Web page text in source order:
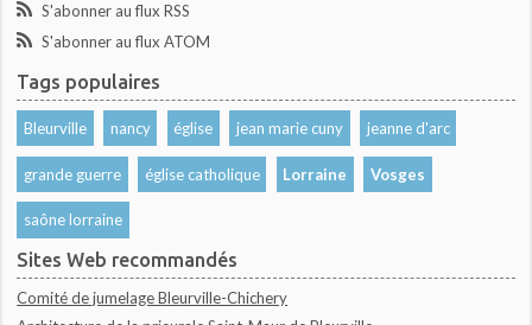
S'abonner au flux RSS
S'abonner au flux ATOM
Tags populaires
Bleurville nancy église jean marie cuny jeanne d'arc
grande guerre église catholique Lorraine Vosges
saône lorraine
Sites Web recommandés
Comité de jumelage Bleurville-Chichery